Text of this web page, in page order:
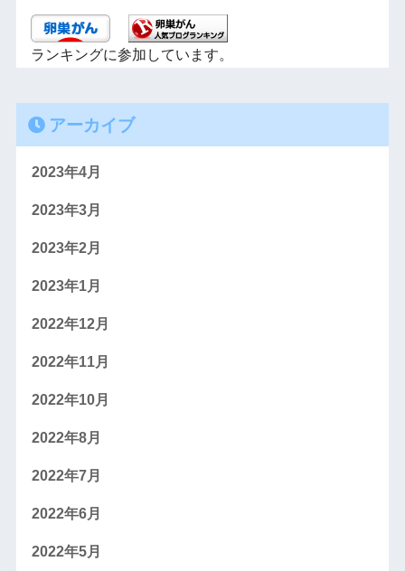
ランキングに参加しています。
アーカイブ
2023年4月
2023年3月
2023年2月
2023年1月
2022年12月
2022年11月
2022年10月
2022年8月
2022年7月
2022年6月
2022年5月